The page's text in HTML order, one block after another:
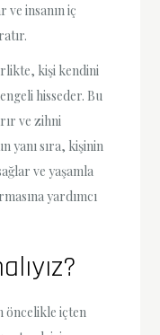
insanın iç
kişi kendini
hisseder. Bu
ve zihni
yanı sıra, kişinin
ve yaşamla
yardımcı
öncelikle içten